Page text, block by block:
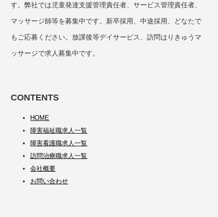
す。弊社では児童発達支援管理責任者、サービス管理責任者、
マッサージ師等を募集中です。新卒採用、中途採用、どなたで
もご応募ください。放課後等デイサービス、訪問はりきゅうマ
ッサージで求人募集中です。
CONTENTS
HOME
障害福祉職求人一覧
障害看護職求人一覧
訪問治療職求人一覧
会社概要
お問い合わせ